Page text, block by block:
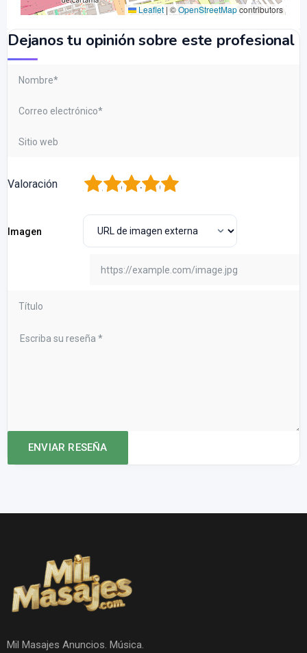
Leaflet | ©OpenStreetMapcontributors
Dejanos tu opinión sobre este profesional
Valoración 5
4
3
2
Imagen
Mil Masajes Anuncios. Música.